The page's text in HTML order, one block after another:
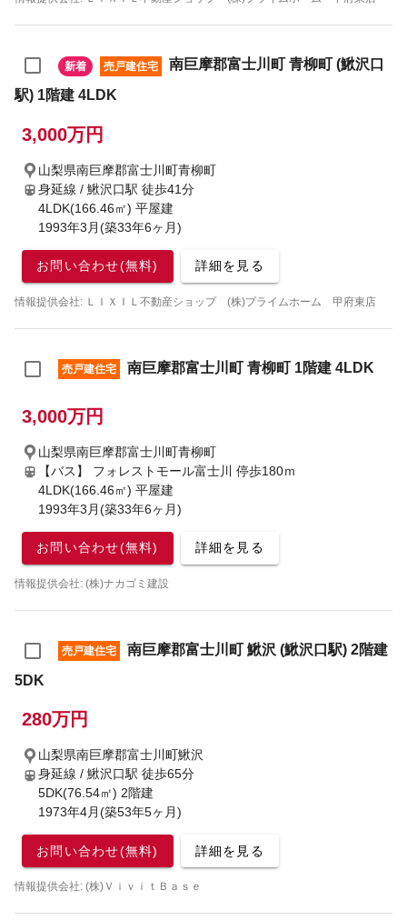
新着 売戸建住宅
南巨摩郡富士川町 青柳町 (鰍沢口
駅) 1階建 4LDK
3,000万円
山梨県南巨摩郡富士川町青柳町
身延線 / 鰍沢口駅 徒歩41分
4LDK(166.46㎡) 平屋建
1993年3月(築33年6ヶ月)
お問い合わせ(無料) 詳細を見る
情報提供会社: ＬＩＸＩＬ不動産ショップ (株)プライムホーム 甲府東店
売戸建住宅 南巨摩郡富士川町 青柳町 1階建 4LDK
3,000万円
山梨県南巨摩郡富士川町青柳町
【バス】 フォレストモール富士川 停歩180ｍ
4LDK(166.46㎡) 平屋建
1993年3月(築33年6ヶ月)
お問い合わせ(無料) 詳細を見る
情報提供会社: (株)ナカゴミ建設
売戸建住宅
南巨摩郡富士川町 鰍沢 (鰍沢口駅) 2階建
5DK
280万円
山梨県南巨摩郡富士川町鰍沢
身延線 / 鰍沢口駅 徒歩65分
5DK(76.54㎡) 2階建
1973年4月(築53年5ヶ月)
お問い合わせ(無料) 詳細を見る
情報提供会社: (株)ＶｉｖｉｔＢａｓｅ